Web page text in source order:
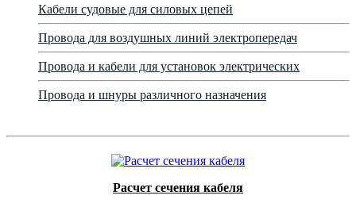
Кабели судовые для силовых цепей
Провода для воздушных линий электропередач
Провода и кабели для установок электрических
Провода и шнуры различного назначения
Расчет сечения кабеля